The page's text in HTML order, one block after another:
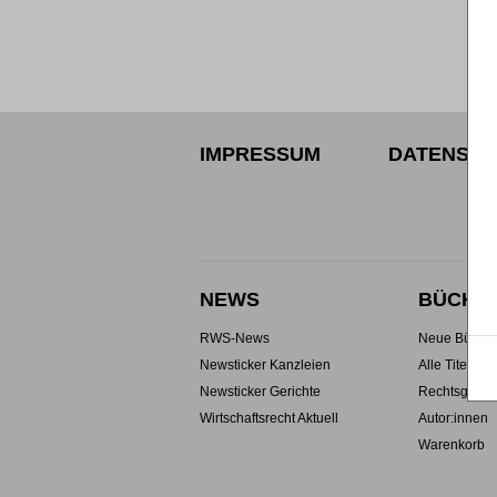
IMPRESSUM
NEWS
RWS-News
Newsticker Kanzleien
Newsticker Gerichte
Wirtschaftsrecht Aktuell
Neue Bücher
Alle Titel
Rechtsgebiete
Autor:innen
Warenkorb